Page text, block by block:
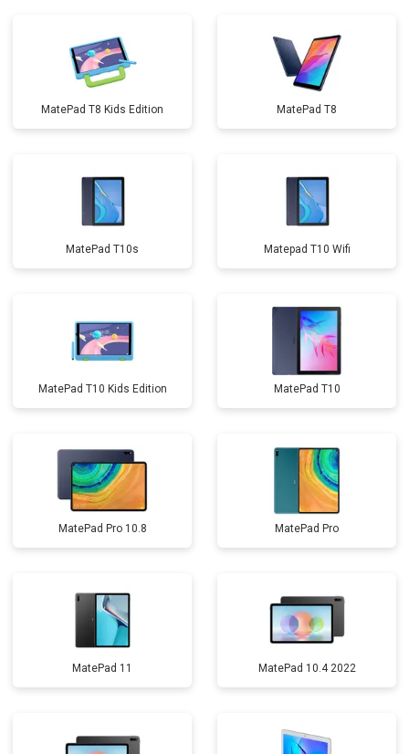
MatePad T8 Kids Edition MatePad T8
MatePad T10s Matepad T10 Wifi
MatePad T10 Kids Edition MatePad T10
MatePad Pro 10.8 MatePad Pro
MatePad 11 MatePad 10.4 2022